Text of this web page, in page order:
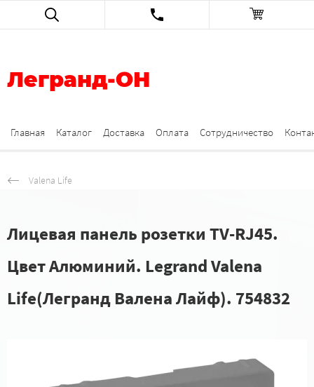
Легранд-ОН
Главная Каталог Доставка Оплата Сотрудничество
Valena Life
Лицевая панель розетки TV-RJ45.
Цвет Алюминий. Legrand Valena
Life(Легранд Валена Лайф). 754832